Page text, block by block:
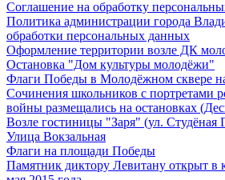
Соглашение на обработку
Политика администрации города
обработки персональных данных
Оформление территории возле ДК
Остановка "Дом культуры молодёжи"
Флаги Победы в Молодёжном сквере
Сочинения школьников с портретами
войны размещались на остановках
Возле гостиницы "Заря" (ул. Студёная
Улица Вокзальная
Флаги на площади Победы
Памятник диктору Левитану открыт